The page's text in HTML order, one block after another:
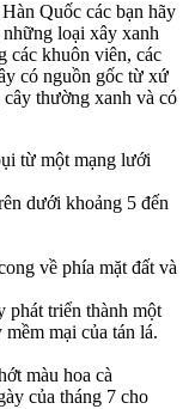
Quốc các bạn hãy
loại xây xanh
các khuôn viên, các
có nguồn gốc từ xứ
thường xanh và có
từ một mạng lưới
dưới khoảng 5 đến
về phía mặt đất và
phát triển thành một
mại của tán lá.
màu hoa cà
của tháng 7 cho